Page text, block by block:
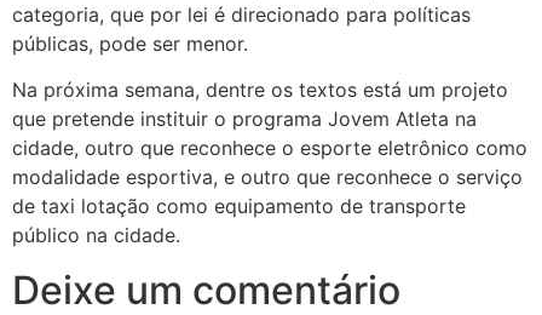
categoria, que por lei é direcionado para políticas
públicas, pode ser menor.
Na próxima semana, dentre os textos está um projeto
que pretende instituir o programa Jovem Atleta na
cidade, outro que reconhece o esporte eletrônico como
modalidade esportiva, e outro que reconhece o serviço
de taxi lotação como equipamento de transporte
público na cidade.
Deixe um comentário